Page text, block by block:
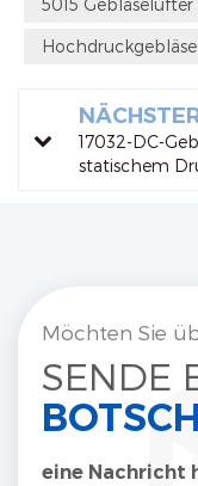
5015 Gebläselüfter
Hochdruckgebläse
17032-DC-
statischem
Möchten Sie
SENDE
eine Nachricht